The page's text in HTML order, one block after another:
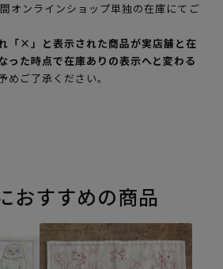
オンラインショップ単独の在庫にてご
「×」と表示された商品が実店舗と在
った時点で在庫ありの表示へと変わる
めご了承ください。
おすすめの商品